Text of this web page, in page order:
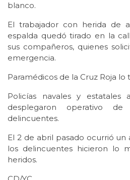
blanco.
El trabajador con herida de
espalda quedó tirado en la
sus compañeros, quienes
emergencia.
Paramédicos de la Cruz Roja lo
Policías navales y estatales
desplegaron operativo
delincuentes.
El 2 de abril pasado ocurrió un
los delincuentes hicieron lo
heridos.